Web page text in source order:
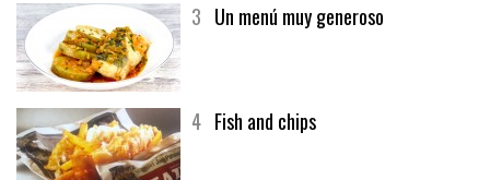
3 Un menú muy generoso
4 Fish and chips